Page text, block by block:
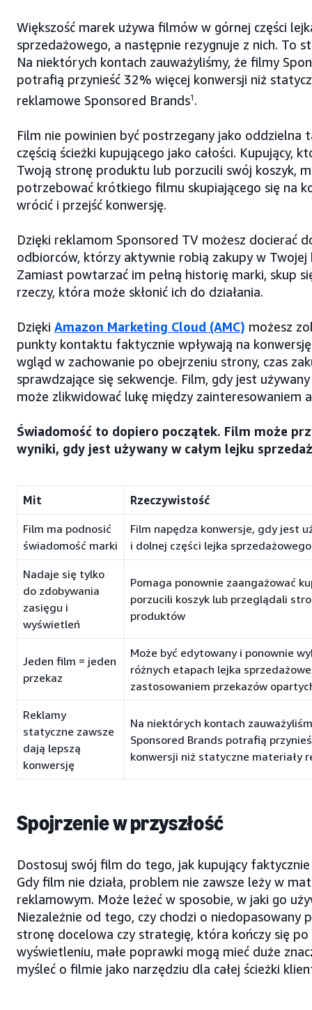
Większość marek używa filmów w górnej części
sprzedażowego, a następnie rezygnuje z nich. To
Na niektórych kontach zauważyliśmy, że filmy
potrafią przynieść 32% więcej konwersji niż
reklamowe Sponsored Brands1 .
Film nie powinien być postrzegany jako oddzielna
częścią ścieżki kupującego jako całości. Kupujący,
Twoją stronę produktu lub porzucili swój koszyk,
potrzebować krótkiego filmu skupiającego się na
wrócić i przejść konwersję.
Dzięki reklamom Sponsored TV możesz docierać
odbiorców, którzy aktywnie robią zakupy w Twojej
Zamiast powtarzać im pełną historię marki, skup
rzeczy, która może skłonić ich do działania.
Dzięki Amazon Marketing Cloud (AMC) możesz
punkty kontaktu faktycznie wpływają na
wgląd w zachowanie po obejrzeniu strony, czas
sprawdzające się sekwencje. Film, gdy jest
może zlikwidować lukę między zainteresowaniem
Świadomość to dopiero początek. Film może
wyniki, gdy jest używany w całym lejku
Mit Rzeczywistość
Film ma podnosić
świadomość marki
Film napędza konwersje, gdy jest
i dolnej części lejka sprzedażowego
Nadaje się tylko
do zdobywania
zasięgu i
wyświetleń
Pomaga ponownie zaangażować
porzucili koszyk lub przeglądali
produktów
Jeden film = jeden
przekaz
Może być edytowany i ponownie
różnych etapach lejka
zastosowaniem przekazów
Reklamy
statyczne zawsze
dają lepszą
konwersję
Na niektórych kontach
Sponsored Brands potrafią
konwersji niż statyczne materiały
Spojrzenie w przyszłość
Dostosuj swój film do tego, jak kupujący
Gdy film nie działa, problem nie zawsze leży w
reklamowym. Może leżeć w sposobie, w jaki go
Niezależnie od tego, czy chodzi o niedopasowany
stronę docelowa czy strategię, która kończy się
wyświetleniu, małe poprawki mogą mieć duże
myśleć o filmie jako narzędziu dla całej ścieżki